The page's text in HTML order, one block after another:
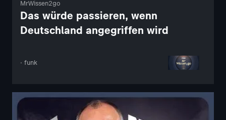
MrWissen2go
Das würde passieren, wenn
Deutschland angegriffen wird
· funk